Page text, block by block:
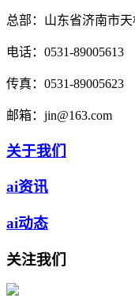
总部： 山东省济南市
电话： 0531-89005613
传真： 0531-89005623
邮箱： jin@163.com
关于我们
ai资讯
ai动态
关注我们